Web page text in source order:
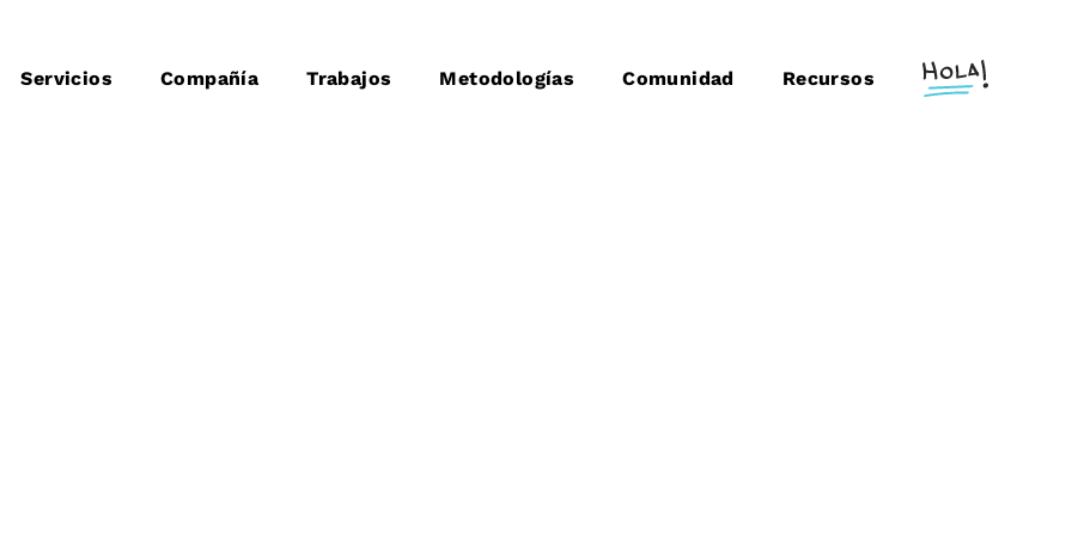
Servicios Compañía Trabajos Metodologías Comunidad Recursos